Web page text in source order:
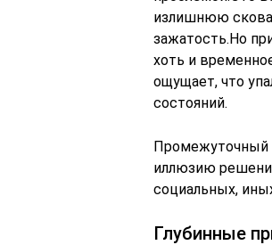
излишнюю
зажатость.Но
хоть и
ощущает, что
состояний.
Промежуточный
иллюзию
социальных,
Глубинные